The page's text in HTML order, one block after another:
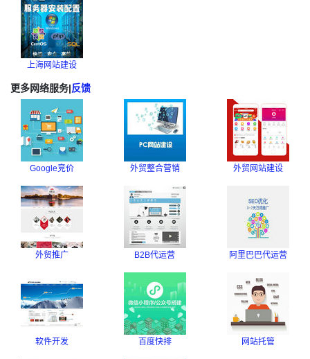
上海网站建设
更多网络服务|反馈
Google竞价 外贸整合营销 外贸网站建设
外贸推广 B2B代运营 阿里巴巴代运营
软件开发 百度快排 网站托管